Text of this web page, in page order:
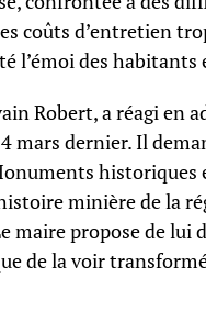
coûts d’entretien
l’émoi des habitants
Robert, a réagi en
mars dernier. Il
historiques
minière de la
maire propose de
de la voir